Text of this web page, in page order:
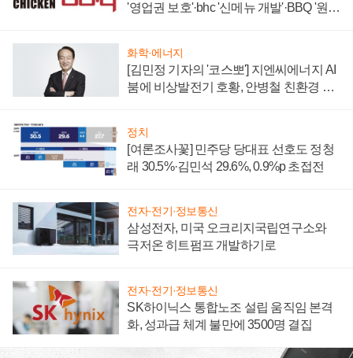
'영업권 보호'·bhc '신메뉴 개발'·BBQ '원가
화학·에너지
[김민정 기자의 '코스뽀'] 지엔씨에너지 AI
붐에 비상발전기 호황, 안병철 친환경 에
정치
[여론조사꽃] 민주당 당대표 선호도 정청
래 30.5%·김민석 29.6%, 0.9%p 초접전
전자·전기·정보통신
삼성전자, 미국 오크리지국립연구소와
극저온 히트펌프 개발하기로
전자·전기·정보통신
SK하이닉스 통합노조 설립 움직임 본격
화, 성과급 체계 불만에 3500명 결집